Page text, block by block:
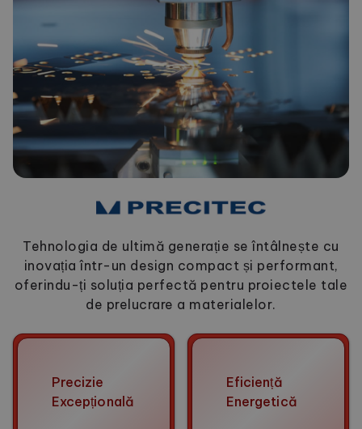
Tehnologia de ultimă generație se întâlnește cu
inovația într-un design compact și performant,
oferindu-ți soluția perfectă pentru proiectele tale
de prelucrare a materialelor.
Precizie
Excepțională
Eficiență
Energetică